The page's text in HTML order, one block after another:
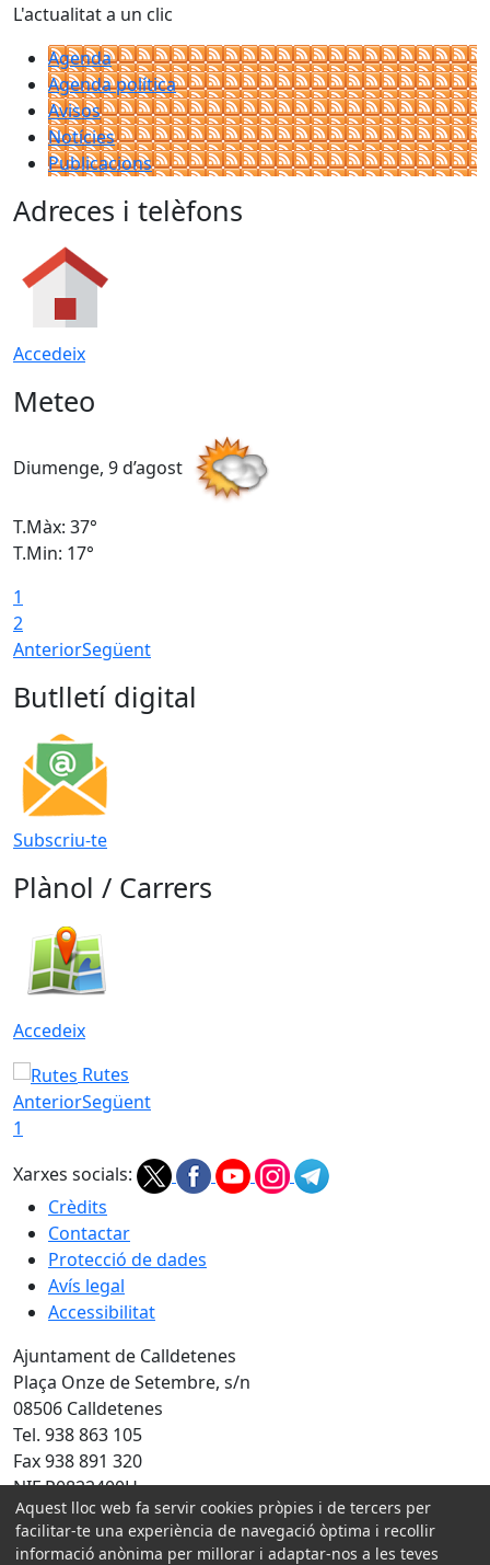
L'actualitat a un clic
Agenda
Agenda política
Avisos
Notícies
Publicacions
Adreces i telèfons
Accedeix
Meteo
Diumenge, 9 d’agost
T.Màx: 37°
T.Min: 17°
1
2
AnteriorSegüent
Butlletí digital
Subscriu-te
Plànol / Carrers
Accedeix
Rutes
AnteriorSegüent
1
Xarxes socials:
Crèdits
Contactar
Protecció de dades
Avís legal
Accessibilitat
Ajuntament de Calldetenes
Plaça Onze de Setembre, s/n
08506 Calldetenes
Tel. 938 863 105
Fax 938 891 320
NIF P0822400H
Amb la col·laboració de:
Aquest lloc web fa servir cookies pròpies i de tercers per
facilitar-te una experiència de navegació òptima i recollir
informació anònima per millorar i adaptar-nos a les teves